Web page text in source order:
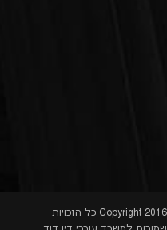
Copyright 2016 כל הזכויות